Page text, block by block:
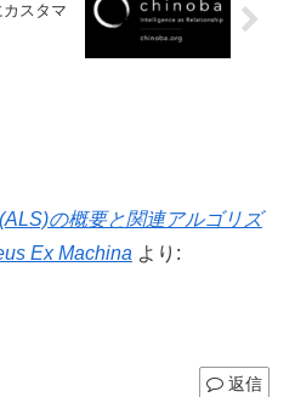
スタマ
の概要と関連アルゴリズ
Ex Machina より:
返信